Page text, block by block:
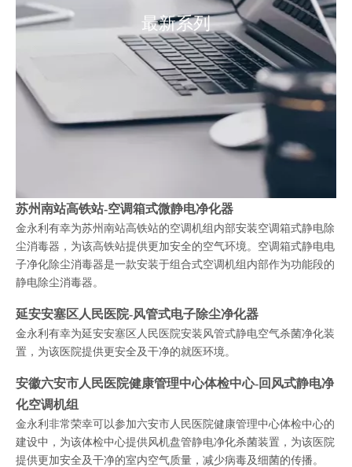
最新系列
苏州南站高铁站-空调箱式微静电净化器
金永利有幸为苏州南站高铁站的空调机组内部安装空调箱式静电除
尘消毒器，为该高铁站提供更加安全的空气环境。空调箱式静电电
子净化除尘消毒器是一款安装于组合式空调机组内部作为功能段的
静电除尘消毒器。
延安安塞区人民医院-风管式电子除尘净化器
金永利有幸为延安安塞区人民医院安装风管式静电空气杀菌净化装
置，为该医院提供更安全及干净的就医环境。
安徽六安市人民医院健康管理中心体检中心-回风式静电净
化空调机组
金永利非常荣幸可以参加六安市人民医院健康管理中心体检中心的
建设中，为该体检中心提供风机盘管静电净化杀菌装置，为该医院
提供更加安全及干净的室内空气质量，减少病毒及细菌的传播。